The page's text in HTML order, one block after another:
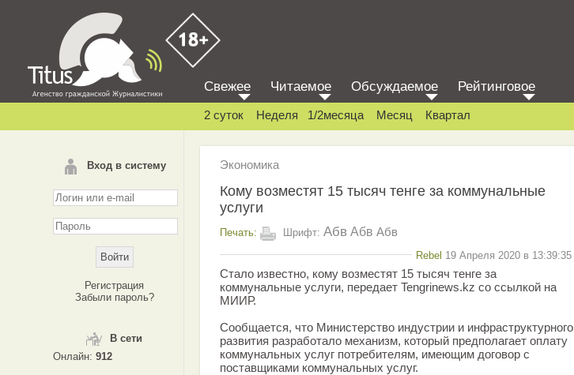
Вход в систему
Регистрация
Забыли пароль?
В сети
Онлайн: 912
Свежее Читаемое Обсуждаемое Рейтинговое
2 суток Неделя 1/2месяца Месяц Квартал
Экономика
Кому возместят 15 тысяч тенге за коммунальные
услуги
Печать: Шрифт: Абв Абв Абв
Rebel 19 Апреля 2020 в 13:39:35
Стало известно, кому возместят 15 тысяч тенге за
коммунальные услуги, передает Tengrinews.kz со ссылкой на
МИИР.
Сообщается, что Министерство индустрии и инфраструктурного
развития разработало механизм, который предполагает оплату
коммунальных услуг потребителям, имеющим договор с
поставщиками коммунальных услуг.